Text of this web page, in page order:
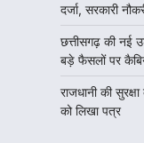
दर्जा, सरकारी
छत्तीसगढ़ की नई
बड़े फैसलों पर
राजधानी की
को लिखा पत्र